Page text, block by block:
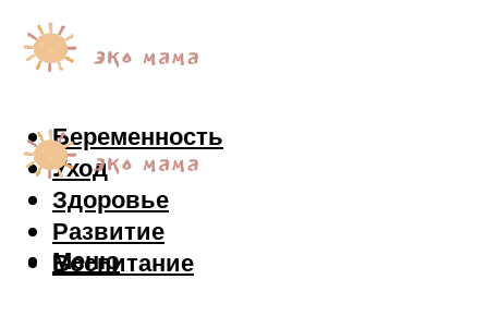
Беременность
Уход
Здоровье
Развитие
Воспитание
Меню